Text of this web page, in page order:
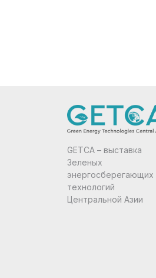
GETCA – выставка
Зеленых
энергосберегающих
технологий
Центральной Азии